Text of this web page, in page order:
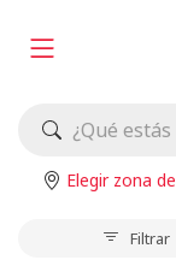
Elegir zona
Filtrar